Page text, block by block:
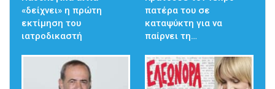
«δείχνει» η πρώτη
εκτίμηση του
ιατροδικαστή
πατέρα του σε
καταψύκτη για να
παίρνει τη…